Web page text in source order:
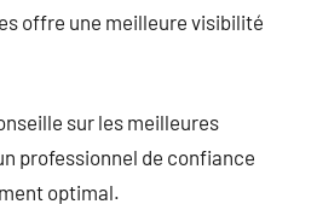
offre une meilleure visibilité
sur les meilleures
professionnel de confiance
optimal.